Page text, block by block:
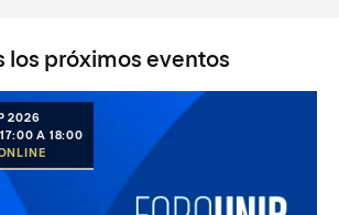
los próximos eventos
2026
17:00 A 18:00